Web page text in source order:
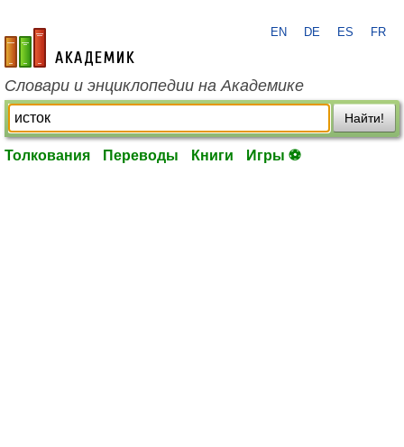
academic.ru
EN DE ES FR
Словари и энциклопедии на Академике
Найти!
Толкования Переводы Книги Игры ⚽